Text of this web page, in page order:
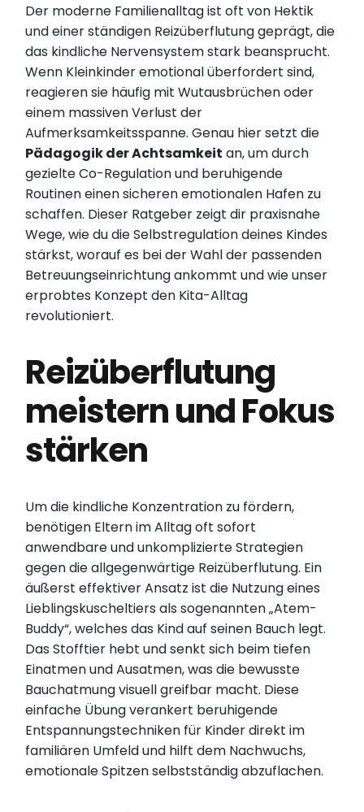
Der moderne Familienalltag ist oft von Hektik
und einer ständigen Reizüberflutung geprägt, die
das kindliche Nervensystem stark beansprucht.
Wenn Kleinkinder emotional überfordert sind,
reagieren sie häufig mit Wutausbrüchen oder
einem massiven Verlust der
Aufmerksamkeitsspanne. Genau hier setzt die
Pädagogik der Achtsamkeit an, um durch
gezielte Co-Regulation und beruhigende
Routinen einen sicheren emotionalen Hafen zu
schaffen. Dieser Ratgeber zeigt dir praxisnahe
Wege, wie du die Selbstregulation deines Kindes
stärkst, worauf es bei der Wahl der passenden
Betreuungseinrichtung ankommt und wie unser
erprobtes Konzept den Kita-Alltag
revolutioniert.
Reizüberflutung
meistern und Fokus
stärken
Um die kindliche Konzentration zu fördern,
benötigen Eltern im Alltag oft sofort
anwendbare und unkomplizierte Strategien
gegen die allgegenwärtige Reizüberflutung. Ein
äußerst effektiver Ansatz ist die Nutzung eines
Lieblingskuscheltiers als sogenannten „Atem-
Buddy“, welches das Kind auf seinen Bauch legt.
Das Stofftier hebt und senkt sich beim tiefen
Einatmen und Ausatmen, was die bewusste
Bauchatmung visuell greifbar macht. Diese
einfache Übung verankert beruhigende
Entspannungstechniken für Kinder direkt im
familiären Umfeld und hilft dem Nachwuchs,
emotionale Spitzen selbstständig abzuflachen.